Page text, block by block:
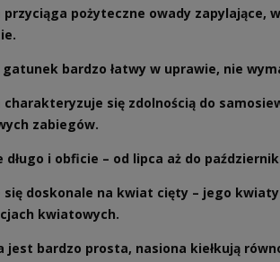
przyciąga pożyteczne owady
gatunek bardzo łatwy w uprawie, nie
charakteryzuje się zdolnością do
zabiegów.
długo i obficie – od lipca aż do
się doskonale na kwiat cięty – jego
kwiatowych.
jest bardzo prosta, nasiona kiełkują